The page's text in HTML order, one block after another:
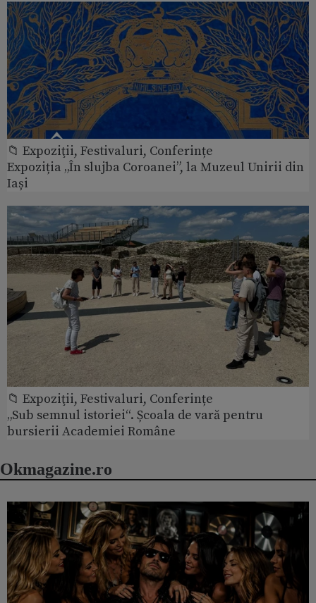
📁 Expoziţii, Festivaluri, Conferințe
Expoziția „În slujba Coroanei”, la Muzeul Unirii din
Iași
📁 Expoziţii, Festivaluri, Conferințe
„Sub semnul istoriei“. Școala de vară pentru
bursierii Academiei Române
Okmagazine.ro